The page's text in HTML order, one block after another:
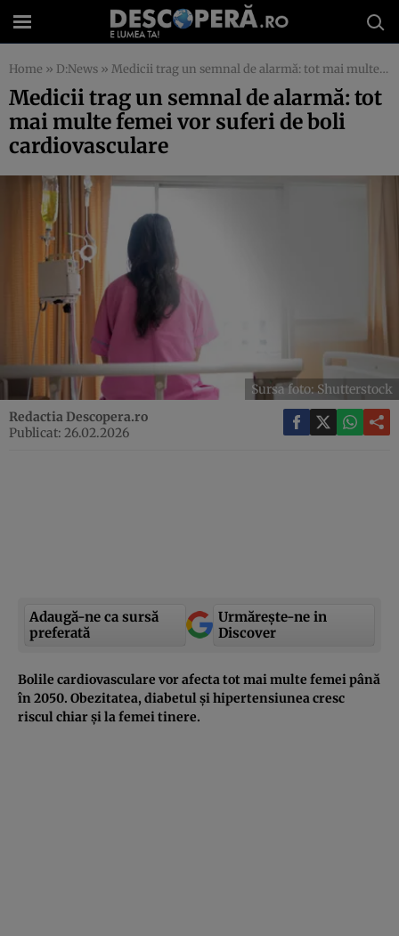
Home » D:News » Medicii trag un semnal de alarmă: tot mai multe femei vor suferi de boli cardiovasculare
Medicii trag un semnal de alarmă: tot
mai multe femei vor suferi de boli
cardiovasculare
Sursa foto: Shutterstock
Redactia Descopera.ro
Publicat: 26.02.2026
Adaugă-ne ca sursă
preferată
Urmărește-ne in
Discover
Bolile cardiovasculare vor afecta tot mai multe femei până
în 2050. Obezitatea, diabetul și hipertensiunea cresc
riscul chiar și la femei tinere.